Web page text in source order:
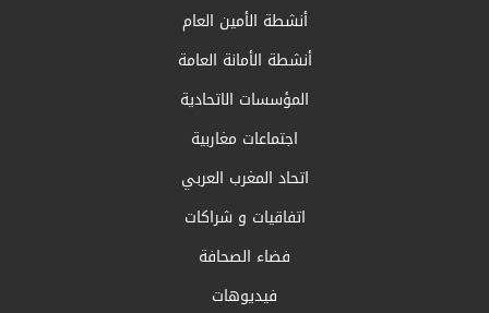
أنشطة الأمين العام
أنشطة الأمانة العامة
المؤسسات الاتحادية
اجتماعات مغاربية
اتحاد المغرب العربي
اتفاقيات و شراكات
فضاء الصحافة
فيديوهات